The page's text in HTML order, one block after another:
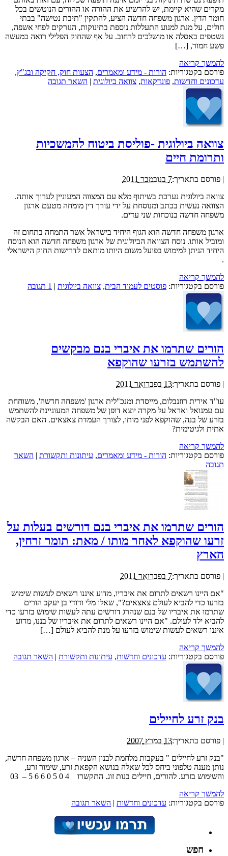
מקרים שהיא קיימת, יש להרשיע את ההורה או ההורים הנוטשים בכל
חומר הדין. ארגון משפחה חדשה הציע, להתקין "תיבת נטישה" בבתי
חולים, על מנת למנוע התעללות נוספת בתינוקות, הנזרקים לפחי אשפה,
נשטפים באסלה או מושלכים לרחוב. על אף שהחוק הפלילי רואה במעשה
פשע חמור, […]
להמשך קריאה
פורסם בקטגוריות: הורות - מידע ומאמרים, הצעות חוק, חקיקה ובג"ץ,
עדכונים וחדשות, פונדקאות, צוואה ביולוגית | השאר תגובה
צוואה ביולוגית -פוליסת ביטוח להמשכיות
ותרומת חיים
| פורסם בתאריך:7 בנובמבר 2011
צוואה ביולוגית נערכת בשיתוף מלא עם המצווה המעוניין לערוך אותה.
הצוואה נעשית בכתב ומנוסחת על ידי עורך דין מומחה מטעם ארגון
משפחה חדשה בנוכחות שני עדים.
ארגון משפחה חדשה הוא הגוף היחיד בישראל אשר התמחה בתחום זה
ומוביל אותו. נוסח הצוואה הביולוגית של ארגון משפחה חדשה הוא הנוסח
היחיד הניתן למימוש בפועל משום היותו מותאם לדרישות החוק הישראלי
.
להמשך קריאה
פורסם בקטגוריות: פוסטים לעמוד הבית, צוואה ביולוגית | 1 תגובה
הורים שתרמו את איברי בנם מבקשים
להשתמש בזרעו שהוקפא
| פורסם בתאריך:13 בפברואר 2011
עו"ד אירית רוזנבלום, מייסדת ומנכ"לית ארגון 'משפחה חדשה', משוחחת
עם עמנואל ואראל על מקרה יוצא דופן של משפחה המעוניינת להשתמש
בזרע של בנה, שהוקפא לפני מותו, לצורך העמדת צאצאים. האם הבקשה
אתית ולגיטימית?
להמשך קריאה
פורסם בקטגוריות: הורות - מידע ומאמרים, עיתונות ותקשורת | השאר
תגובה
הורים שתרמו את איברי בנם דורשים בעלות על
זרעו שהוקפא לאחר מותו / מאת: תומר זרחין,
הארץ
| פורסם בתאריך:7 בפברואר 2011
"אם היינו רשאים לתרום את איבריו, מדוע איננו רשאים לעשות שימוש
בזרעו כדי להביא לעולם צאצאים?", שאלו מלי ודודי בן יעקב הורים
שתרמו את איבריו של בנם שנהרג דורשים עתה לעשות שימוש בזרעו כדי
להביא ילד לעולם. "אם היינו רשאים לתרום את איבריו של בננו, מדוע
איננו רשאים לעשות שימוש בזרעו על מנת להביא לעולם […]
להמשך קריאה
פורסם בקטגוריות: עדכונים וחדשות, עיתונות ותקשורת | השאר תגובה
בנק זרע לחיילים
| פורסם בתאריך:13 במרץ 2007
"בנק זרע לחיילים " בעקבות מלחמת לבנון השניה – ארגון משפחה חדשה,
נותן מענה טלפוני ביחס לכל שאלה בנושא הקפאת זרע, שימור זרע,
והשימוש בזרע. להורים, חיילים בנות זוג. התקשרו 4 0 5 0 6 6 5 – 03
להמשך קריאה
פורסם בקטגוריות: עדכונים וחדשות | השאר תגובה
חפש